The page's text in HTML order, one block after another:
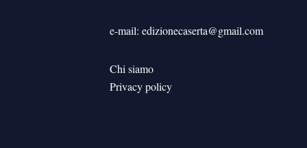
e-mail: edizionecaserta@gmail.com
Chi siamo
Privacy policy